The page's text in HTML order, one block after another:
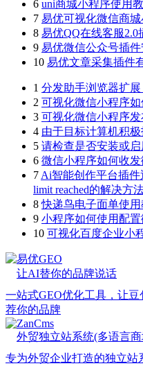
6 uni商城小程序使用
7 易优可视化微信商
8 易优QQ在线客服2.0
9 易优微信公众号插
10 易优文章采集插件
1 分发助手浏览器扩展
2 可视化微信小程序
3 可视化微信小程序
4 由于目标计算机积
5 请检查是否安装或启
6 微信小程序如何收
7 Ai智能创作平台插件
limit reached的解决方
8快递鸟电子面单使用
9 小程序如何使用配
10 可视化百度企业小
易优GEO
让AI替你的品牌说话
一站式GEO优化工具，让豆
荐你的品牌
ZanCms
外贸独立站系统(多语言
专为外贸企业打造的独立站